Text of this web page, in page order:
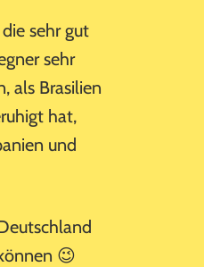
sehr gut
sehr
als Brasilien
hat,
und
😉